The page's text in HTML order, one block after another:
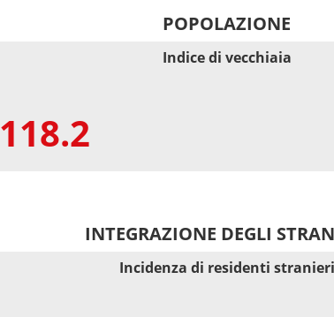
POPOLAZIONE
118.2
Indice di vecchiaia
INTEGRAZIONE DEGLI
Incidenza di residenti stranieri